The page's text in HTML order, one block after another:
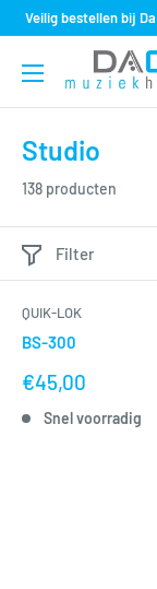
naar
inhoud
Veilig bestellen bij
Muziekhuis
Da
Studio
138 producten
Filter
QUIK-LOK
BS-300
nu
€45,00
Snel voorradig